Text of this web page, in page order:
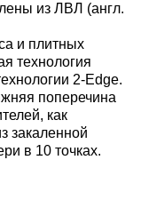
из ЛВЛ (англ.
и плитных
технология
2-Edge.
поперечина
как
закаленной
в 10 точках.